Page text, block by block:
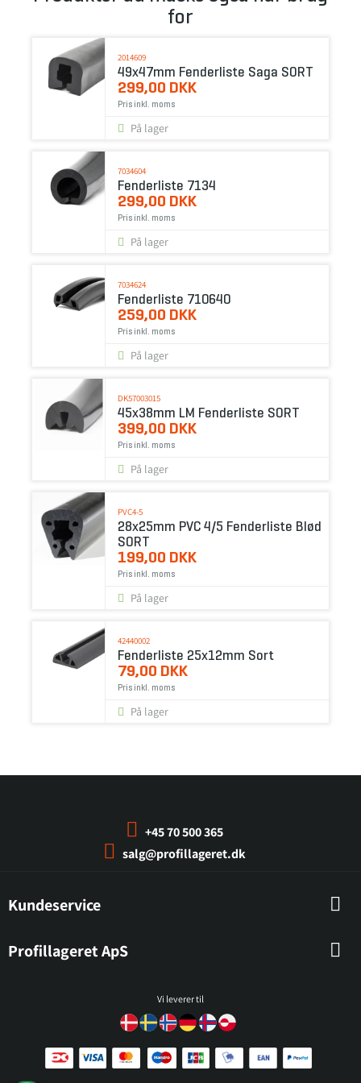
for
2014609
49x47mm Fenderliste Saga SORT
299,00 DKK
Pris inkl. moms
På lager
7034604
Fenderliste 7134
299,00 DKK
Pris inkl. moms
På lager
7034624
Fenderliste 710640
259,00 DKK
Pris inkl. moms
På lager
DK57003015
45x38mm LM Fenderliste SORT
399,00 DKK
Pris inkl. moms
På lager
PVC4-5
28x25mm PVC 4/5 Fenderliste Blød
SORT
199,00 DKK
Pris inkl. moms
På lager
42440002
Fenderliste 25x12mm Sort
79,00 DKK
Pris inkl. moms
På lager
+45 70 500 365
salg@profillageret.dk
Kundeservice
Profillageret ApS
Vi leverer til